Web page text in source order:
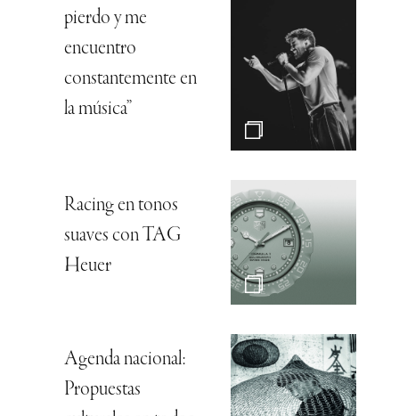
pierdo y me
encuentro
constantemente en
la música”
Racing en tonos
suaves con TAG
Heuer
Agenda nacional:
Propuestas